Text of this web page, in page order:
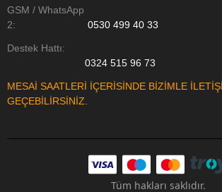
GSM / WhatsApp
2:
0530 499 40 33
Destek Hattı:
0324 515 96 73
MESAİ SAATLERİ İÇERİSİNDE BİZİMLE
GEÇEBİLİRSİNİZ.
Tüm hakları saklıdır.